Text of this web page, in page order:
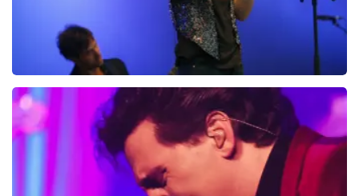
Ilse DeLange
274+reviews
BEKIJKEN